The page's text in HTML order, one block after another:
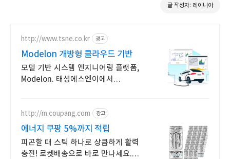
글 작성자: 레이니아
http://www.tsne.co.kr 광고
Modelon 개방형 클라우드 기반
모델 기반 시스템 엔지니어링 플랫폼,
Modelon. 태성에스엔이에서
기반 시스템 라이브러리 제공
http://m.coupang.com 광고
에너지 쿠팡 5%까지 적립
피곤할 때 스틱 하나로 상큼하게 활력
충전! 로켓배송으로 바로 만나세요.